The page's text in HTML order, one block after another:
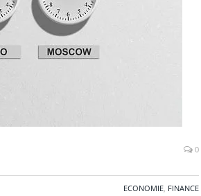
0
ECONOMIE, FINANCE